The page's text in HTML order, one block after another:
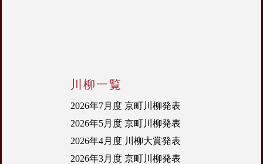
川柳一覧
2026年7月度 京町川柳発表
2026年5月度 京町川柳発表
2026年4月度 川柳大賞発表
2026年3月度 京町川柳発表